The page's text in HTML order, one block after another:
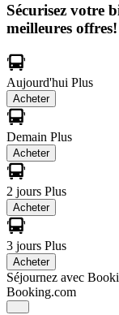
Sécurisez votre
meilleures offres!
Aujourd'hui Plus
Acheter
Demain Plus
Acheter
2 jours Plus
Acheter
3 jours Plus
Acheter
Séjournez avec
Booking.com